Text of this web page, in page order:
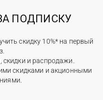
ПОДПИСКУ
скидку 10%* на первый
и распродажи.
скидками и акционными